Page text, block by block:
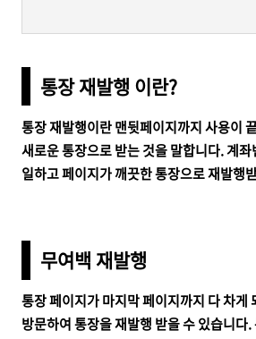
통장 재발행 이란?
통장 재발행이란 맨뒷페이지까지 사용이
새로운 통장으로 받는 것을 말합니다. 계
일하고 페이지가 깨끗한 통장으로 재발행
무여백 재발행
통장 페이지가 마지막 페이지까지 다 차게
방문하여 통장을 재발행 받을 수 있습니다